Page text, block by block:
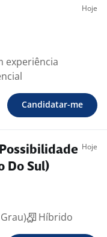
Hoje
experiência
Candidatar-me
Do Sul)
Hoje
Híbrido